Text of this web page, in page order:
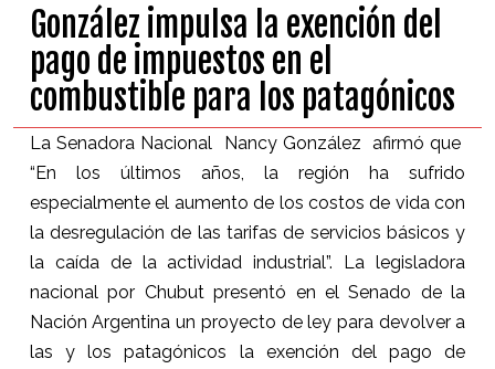
González impulsa la exención del
pago de impuestos en el
combustible para los patagónicos
La Senadora Nacional Nancy González afirmó que
“En los últimos años, la región ha sufrido
especialmente el aumento de los costos de vida con
la desregulación de las tarifas de servicios básicos y
la caída de la actividad industrial”. La legisladora
nacional por Chubut presentó en el Senado de la
Nación Argentina un proyecto de ley para devolver a
las y los patagónicos la exención del pago de